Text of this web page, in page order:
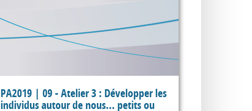
PA2019 | 09 - Atelier 3 : Développer les
individus autour de nous... petits ou